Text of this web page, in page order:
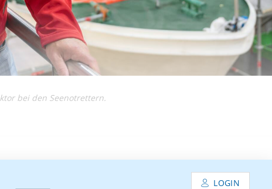
bei den Seenotrettern.
LOGIN